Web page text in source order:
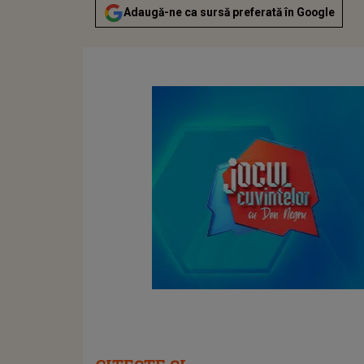
Adaugă-ne ca sursă preferată în Google